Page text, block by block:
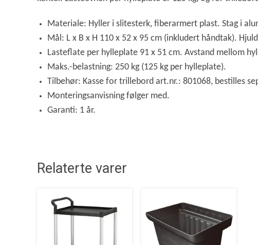
Materiale: Hyller i slitesterk, fiberarmert plast. Stag i
Mål: L x B x H 110 x 52 x 95 cm (inkludert håndtak).
Lasteflate per hylleplate 91 x 51 cm. Avstand mellom
Maks.-belastning: 250 kg (125 kg per hylleplate).
Tilbehør: Kasse for trillebord art.nr.: 801068, bestilles
Monteringsanvisning følger med.
Garanti: 1 år.
Relaterte varer